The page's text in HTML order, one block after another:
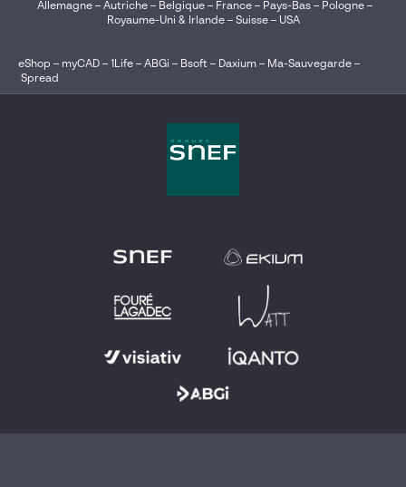
Allemagne– Autriche– Belgique – France– Pays-Bas– Pologne–
Royaume-Uni & Irlande– Suisse– USA
eShop – myCAD – 1Life – ABGi – Bsoft – Daxium – Ma-Sauvegarde –
Spread